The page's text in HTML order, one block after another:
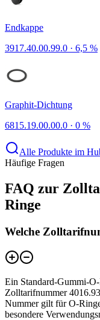
Endkappe
3917.40.00.99.0 · 6,5 %
Graphit-Dichtung
6815.19.00.00.0 · 0 %
Alle Produkte im
Häufige Fragen
FAQ zur
Ringe
Welche
Ein Standard-Gummi-
Zolltarifnummer
Nummer gilt für O-
besondere